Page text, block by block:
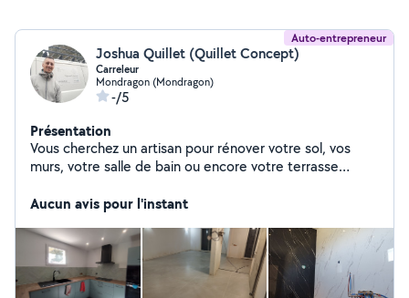
Auto-entrepreneur
Joshua Quillet (Quillet Concept)
Carreleur
Mondragon (Mondragon)
-/5
Présentation
Vous cherchez un artisan pour rénover votre sol, vos
murs, votre salle de bain ou encore votre terrasse
Concept. Appelez dès maintenant pour obtenir un devis
format, notre expérience et le suivi de projet seront là
pour donner vie à vos idées. Vous pouvez me contacter
directement par téléphone, tapez Quillet Concept sur
Google pour l'obtenir.
Aucun avis pour l'instant